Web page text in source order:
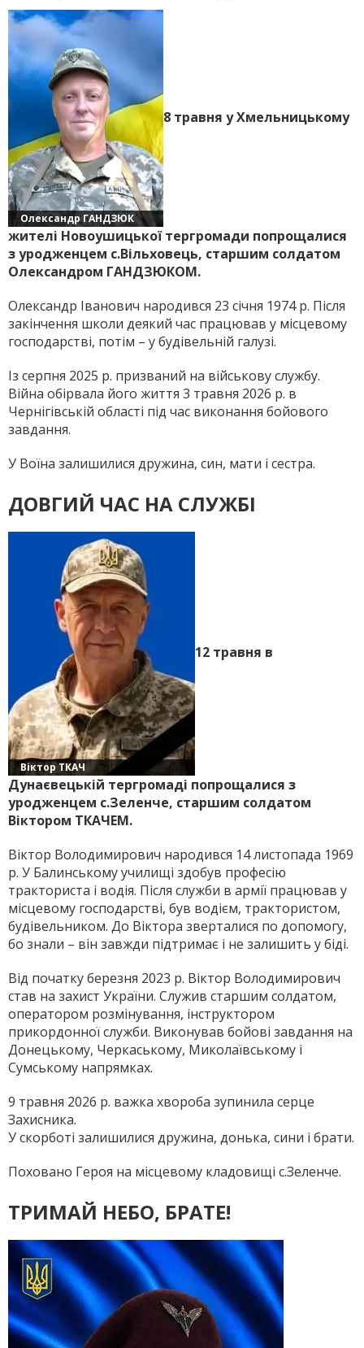
Олександр ГАНДЗЮК
8 травня у Хмельницькому
жителі Новоушицької тергромади попрощалися
з уродженцем с.Вільховець, старшим солдатом
Олександром ГАНДЗЮКОМ.
Олександр Іванович народився 23 січня 1974 р. Після
закінчення школи деякий час працював у місцевому
господарстві, потім – у будівельній галузі.
Із серпня 2025 р. призваний на військову службу.
Війна обірвала його життя 3 травня 2026 р. в
Чернігівській області під час виконання бойового
завдання.
У Воїна залишилися дружина, син, мати і сестра.
ДОВГИЙ ЧАС НА СЛУЖБІ
Віктор ТКАЧ
12 травня в
Дунаєвецькій тергромаді попрощалися з
уродженцем с.Зеленче, старшим солдатом
Віктором ТКАЧЕМ.
Віктор Володимирович народився 14 листопада 1969
р. У Балинському училищі здобув професію
тракториста і водія. Після служби в армії працював у
місцевому господарстві, був водієм, трактористом,
будівельником. До Віктора зверталися по допомогу,
бо знали – він завжди підтримає і не залишить у біді.
Від початку березня 2023 р. Віктор Володимирович
став на захист України. Служив старшим солдатом,
оператором розмінування, інструктором
прикордонної служби. Виконував бойові завдання на
Донецькому, Черкаському, Миколаївському і
Сумському напрямках.
9 травня 2026 р. важка хвороба зупинила серце
Захисника.
У скорботі залишилися дружина, донька, сини і брати.
Поховано Героя на місцевому кладовищі с.Зеленче.
ТРИМАЙ НЕБО, БРАТЕ!